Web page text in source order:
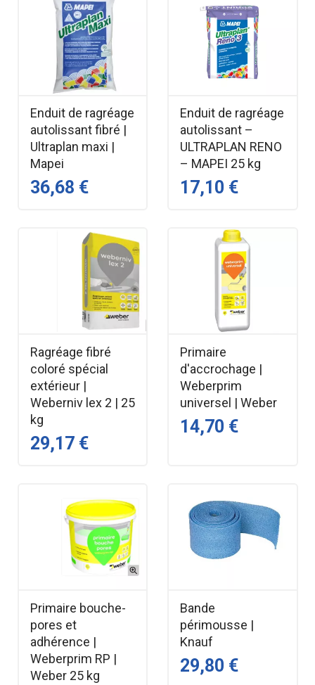
Enduit de ragréage
autolissant fibré |
Ultraplan maxi |
Mapei
36,68 €
Enduit de ragréage
autolissant –
ULTRAPLAN RENO
– MAPEI 25 kg
17,10 €
Ragréage fibré
coloré spécial
extérieur |
Weberniv lex 2 | 25
kg
29,17 €
Primaire
d'accrochage |
Weberprim
universel | Weber
14,70 €
Primaire bouche-
pores et
adhérence |
Weberprim RP |
Weber 25 kg
Bande
périmousse |
Knauf
29,80 €